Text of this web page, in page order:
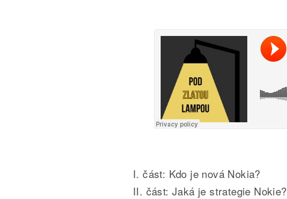
I. část: Kdo je nová Nokia?
II. část: Jaká je strategie Nokie?